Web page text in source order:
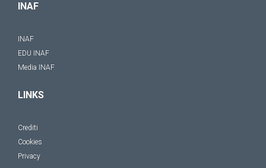
INAF
INAF
EDU INAF
Media INAF
LINKS
Crediti
Cookies
Privacy